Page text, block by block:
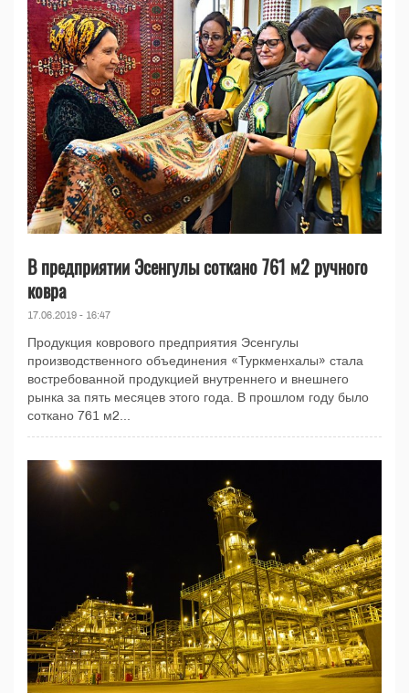
В предприятии Эсенгулы соткано 761 м2 ручного
ковра
17.06.2019 - 16:47
Продукция коврового предприятия Эсенгулы
производственного объединения «Туркменхалы» стала
востребованной продукцией внутреннего и внешнего
рынка за пять месяцев этого года. В прошлом году было
соткано 761 м2...